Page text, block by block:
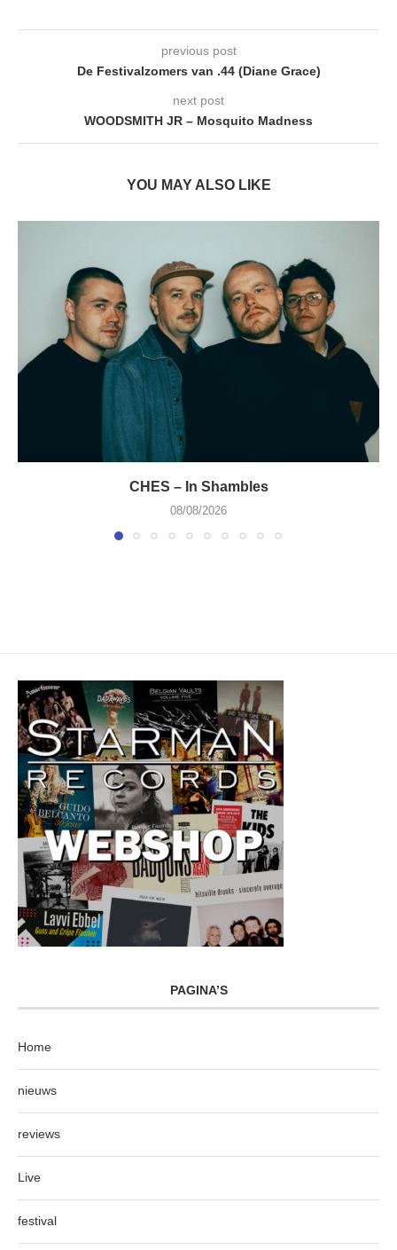
previous post
De Festivalzomers van .44 (Diane Grace)
next post
WOODSMITH JR – Mosquito Madness
YOU MAY ALSO LIKE
CHES – In Shambles
08/08/2026
PAGINA’S
Home
nieuws
reviews
Live
festival